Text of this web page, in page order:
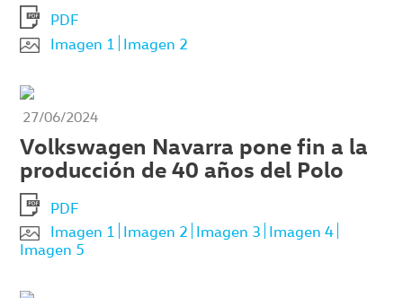
PDF
Imagen 1
Imagen 2
27/06/2024
Volkswagen Navarra pone fin a la
producción de 40 años del Polo
PDF
Imagen 1
Imagen 2 Imagen 3 Imagen 4
Imagen 5